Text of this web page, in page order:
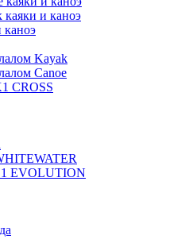
каяки и каноэ
каноэ
Kayak
Canoe
CROSS
EVOLUTION